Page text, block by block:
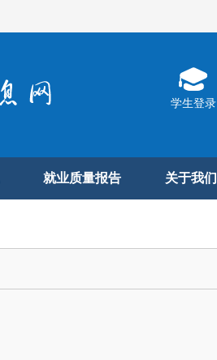
学生登录
就业质量报告 关于我们